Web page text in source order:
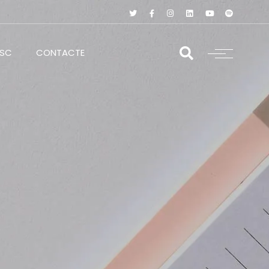
CONTACTE